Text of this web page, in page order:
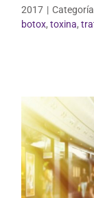
2017 |
botox, toxina,